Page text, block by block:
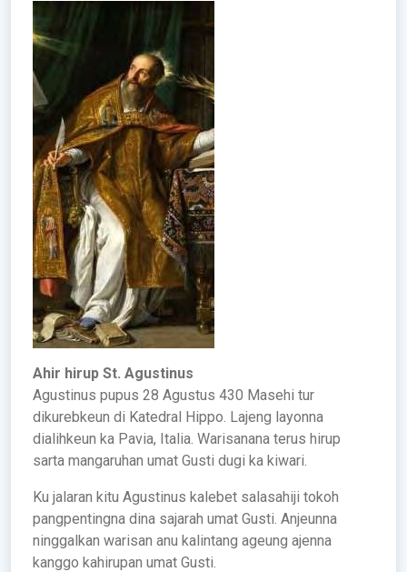
Ahir hirup St. Agustinus
Agustinus pupus 28 Agustus 430 Masehi tur
dikurebkeun di Katedral Hippo. Lajeng layonna
dialihkeun ka Pavia, Italia. Warisanana terus hirup
sarta mangaruhan umat Gusti dugi ka kiwari.
Ku jalaran kitu Agustinus kalebet salasahiji tokoh
pangpentingna dina sajarah umat Gusti. Anjeunna
ninggalkan warisan anu kalintang ageung ajenna
kanggo kahirupan umat Gusti.